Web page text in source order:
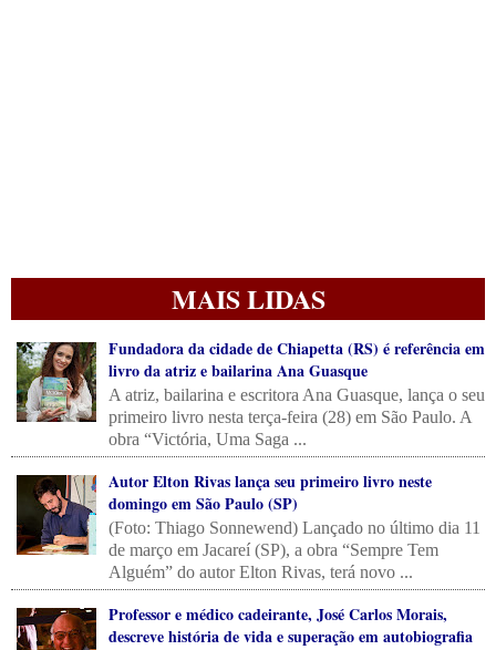
MAIS LIDAS
Fundadora da cidade de Chiapetta (RS) é referência em
livro da atriz e bailarina Ana Guasque
A atriz, bailarina e escritora Ana Guasque, lança o seu
primeiro livro nesta terça-feira (28) em São Paulo. A
obra “Victória, Uma Saga ...
Autor Elton Rivas lança seu primeiro livro neste
domingo em São Paulo (SP)
(Foto: Thiago Sonnewend) Lançado no último dia 11
de março em Jacareí (SP), a obra “Sempre Tem
Alguém” do autor Elton Rivas, terá novo ...
Professor e médico cadeirante, José Carlos Morais,
descreve história de vida e superação em autobiografia